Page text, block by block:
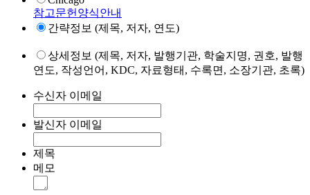
참고문헌양식안내
간략정보 (제목, 저자, 연도)
상세정보 (제목, 저자, 발행기관, 학술지명, 권호, 발행
연도, 작성언어, KDC, 자료형태, 수록면, 소장기관, 초록)
수신자 이메일
발신자 이메일
제목
메모